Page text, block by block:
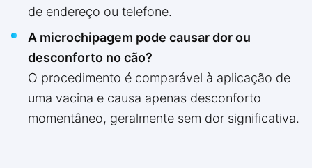
de endereço ou telefone.
A microchipagem pode causar dor ou
desconforto no cão?
O procedimento é comparável à aplicação de
uma vacina e causa apenas desconforto
momentâneo, geralmente sem dor significativa.